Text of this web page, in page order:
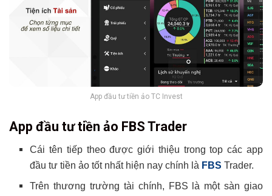
App đầu tư tiền ảo TC Invest
App đầu tư tiền ảo FBS Trader
Cái tên tiếp theo được giới thiệu trong top các app
đầu tư tiền ảo tốt nhất hiện nay chính là FBS Trader.
Trên thương trường tài chính, FBS là một sàn giao